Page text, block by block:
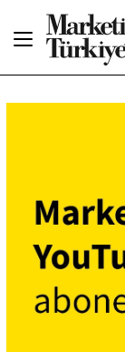
Dergiler
Etkinlikler